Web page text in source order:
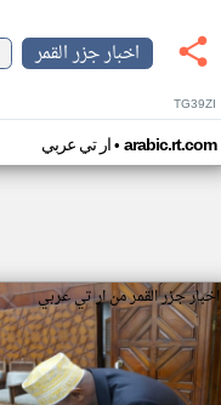
اخبار جزر القمر
TG39ZI
ار تي عربي• arabic.rt.com
اخبار جزر القمر من ار تي عربي